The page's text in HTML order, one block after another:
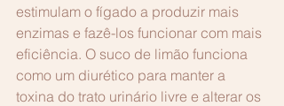
estimulam o fígado a produzir mais
enzimas e fazê-los funcionar com mais
eficiência. O suco de limão funciona
como um diurético para manter a
toxina do trato urinário livre e alterar os